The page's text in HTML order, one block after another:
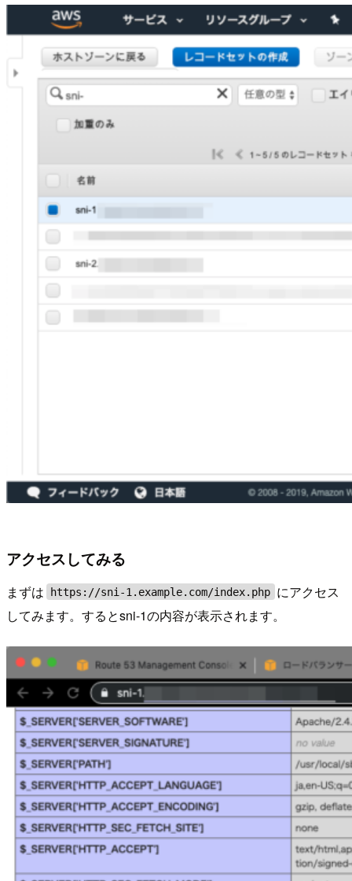
アクセスしてみる
まずは https://sni-1.example.com/index.php にアクセス
してみます。するとsni-1の内容が表示されます。